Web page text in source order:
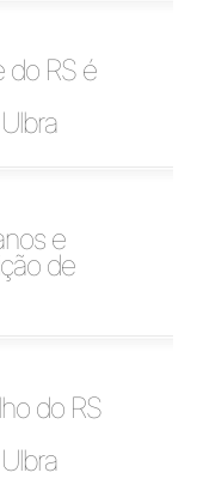
do RS é
e
de
do RS